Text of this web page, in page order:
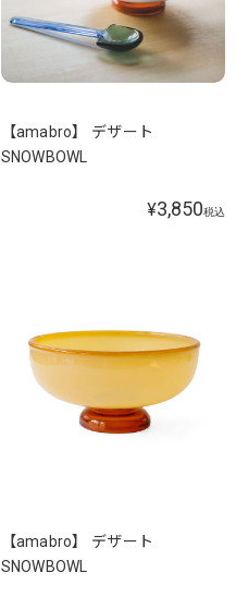
【amabro】 デザート
SNOWBOWL
¥3,850税込
【amabro】 デザート
SNOWBOWL